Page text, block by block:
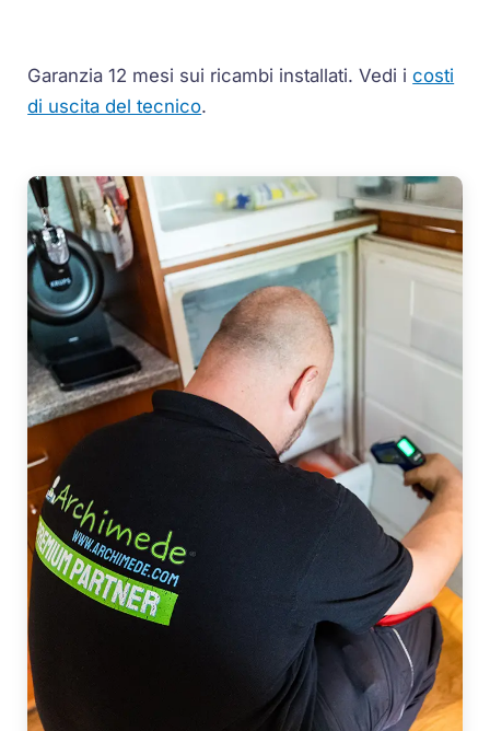
Garanzia 12 mesi sui ricambi installati. Vedi icosti
di uscita del tecnico.